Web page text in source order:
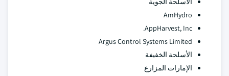
AmHydro
AppHarvest, Inc.
Argus Control Systems Limited
الأسلحة الخفيفة
الإمارات المزارع